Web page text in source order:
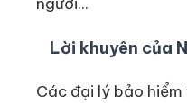
Lời khuyên của
Các đại lý bảo